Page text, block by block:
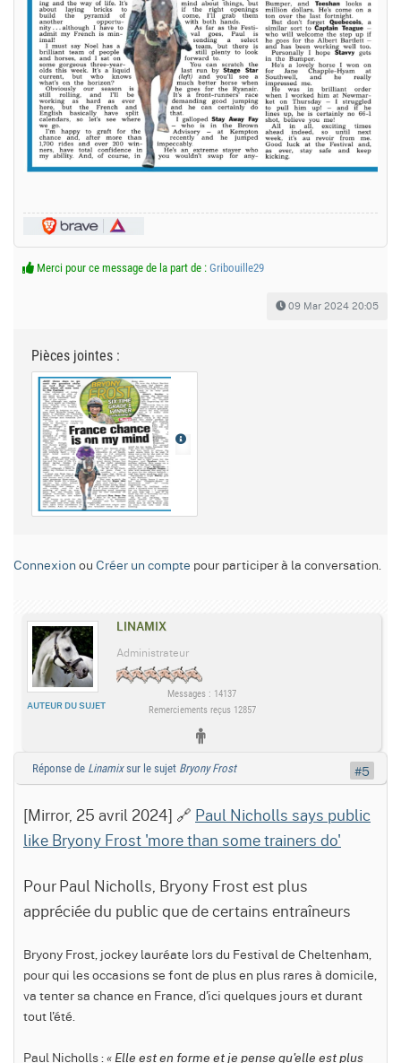
Merci pour ce message de la part de : Gribouille29
09 Mar 2024 20:05
Pièces jointes :
Connexion ou Créer un compte pour participer à la conversation.
LINAMIX
AUTEUR DU SUJET
Administrateur
Messages : 14137
Remerciements reçus 12857
Réponse de Linamixsur le sujet Bryony Frost
[Mirror, 25 avril 2024] 🔗 Paul Nicholls says public
like Bryony Frost 'more than some trainers do'
Pour Paul Nicholls, Bryony Frost est plus
appréciée du public que de certains entraîneurs
Bryony Frost, jockey lauréate lors du Festival de Cheltenham,
pour qui les occasions se font de plus en plus rares à domicile,
va tenter sa chance en France, d'ici quelques jours et durant
tout l'été.
Paul Nicholls : « Elle est en forme et je pense qu'elle est plus
#5